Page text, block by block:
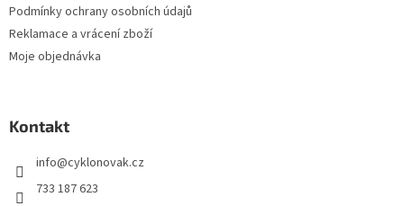
Podmínky ochrany osobních údajů
Reklamace a vrácení zboží
Moje objednávka
Kontakt
info@cyklonovak.cz
733 187 623